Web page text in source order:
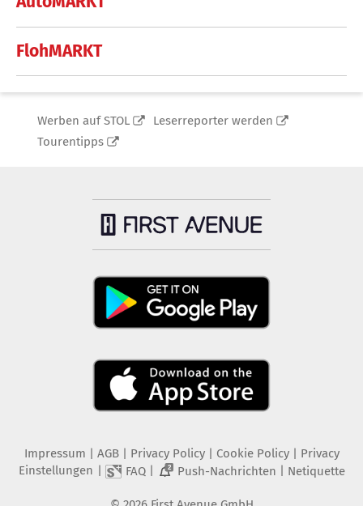
FlohMARKT
Werben auf STOL
Leserreporter werden
Tourentipps
Impressum AGB Privacy Policy| Cookie Policy| Privacy
Einstellungen
FAQ| 2 Push-Nachrichten Netiquette